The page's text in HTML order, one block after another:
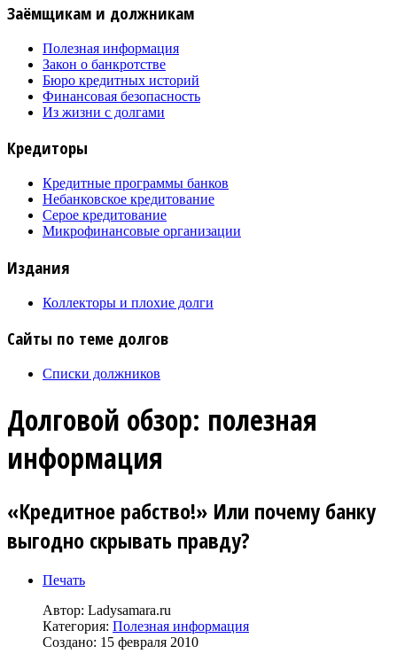
Заёмщикам и должникам
Полезная информация
Закон о банкротстве
Бюро кредитных историй
Финансовая безопасность
Из жизни с долгами
Кредиторы
Кредитные программы банков
Небанковское кредитование
Серое кредитование
Микрофинансовые организации
Издания
Коллекторы и плохие долги
Сайты по теме долгов
Списки должников
Долговой обзор: полезная
информация
«Кредитное рабство!» Или почему банку
выгодно скрывать правду?
Печать
Автор: Ladysamara.ru
Категория: Полезная информация
Создано: 15 февраля 2010